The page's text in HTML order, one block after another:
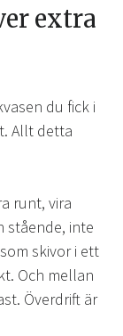
extra
du fick i
Allt detta
runt, vira
stående, inte
skivor i ett
Och mellan
Överdrift är